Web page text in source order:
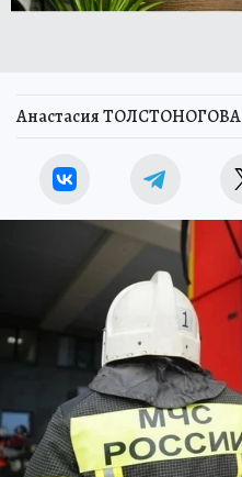
Анастасия ТОЛСТОНОГОВА